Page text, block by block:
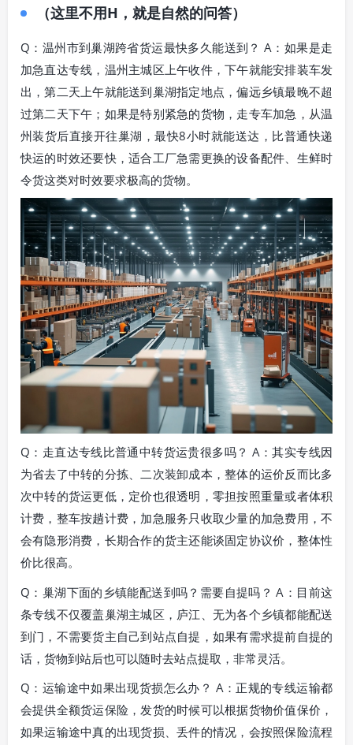
（这里不用H，就是自然的问答）
Q：温州市到巢湖跨省货运最快多久能送到？ A：如果是走
加急直达专线，温州主城区上午收件，下午就能安排装车发
出，第二天上午就能送到巢湖指定地点，偏远乡镇最晚不超
过第二天下午；如果是特别紧急的货物，走专车加急，从温
州装货后直接开往巢湖，最快8小时就能送达，比普通快递
快运的时效还要快，适合工厂急需更换的设备配件、生鲜时
令货这类对时效要求极高的货物。
Q：走直达专线比普通中转货运贵很多吗？ A：其实专线因
为省去了中转的分拣、二次装卸成本，整体的运价反而比多
次中转的货运更低，定价也很透明，零担按照重量或者体积
计费，整车按趟计费，加急服务只收取少量的加急费用，不
会有隐形消费，长期合作的货主还能谈固定协议价，整体性
价比很高。
Q：巢湖下面的乡镇能配送到吗？需要自提吗？ A：目前这
条专线不仅覆盖巢湖主城区，庐江、无为各个乡镇都能配送
到门，不需要货主自己到站点自提，如果有需求提前自提的
话，货物到站后也可以随时去站点提取，非常灵活。
Q：运输途中如果出现货损怎么办？ A：正规的专线运输都
会提供全额货运保险，发货的时候可以根据货物价值保价，
如果运输途中真的出现货损、丢件的情况，会按照保险流程